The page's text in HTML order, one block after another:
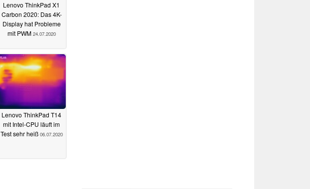
Lenovo ThinkPad X1
Carbon 2020: Das 4K-
Display hat Probleme
mit PWM 24.07.2020
Lenovo ThinkPad T14
mit Intel-CPU läuft im
Test sehr heiß 06.07.2020